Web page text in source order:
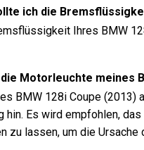
ich die
Ihres BMW
Motorleuchte meines
BMW 128i Coupe (2013)
hin. Es wird empfohlen,
zu lassen, um die